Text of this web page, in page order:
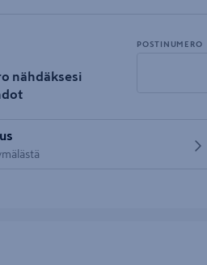
nähdäksesi
POSTINUMERO
postinumero